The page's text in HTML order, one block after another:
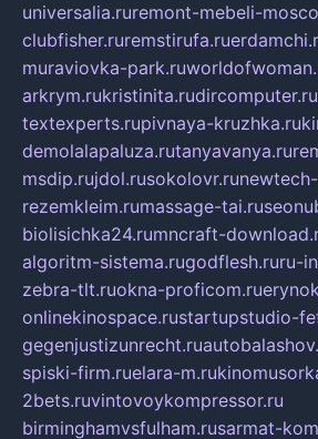
universalia.ruremont-mebeli-
clubfisher.ruremstirufa.ru
muraviovka-park.ru
arkrym.rukristinita.rudircomputer.ru
textexperts.rupivnaya-kruzhka.ru
demolalapaluza.rutanyavanya.ru
msdip.rujdol.rusokolovr.ru
rezemkleim.rumassage-tai.ru
biolisichka24.rumncraft-
algoritm-sistema.rugodflesh.ruru-
zebra-tlt.ruokna-proficom.ru
onlinekinospace.rustartupstudio-
gegenjustizunrecht.ru
spiski-firm.ruelara-m.ru
2bets.ruvintovoykompressor.ru
birminghamvsfulham.rusarmat-